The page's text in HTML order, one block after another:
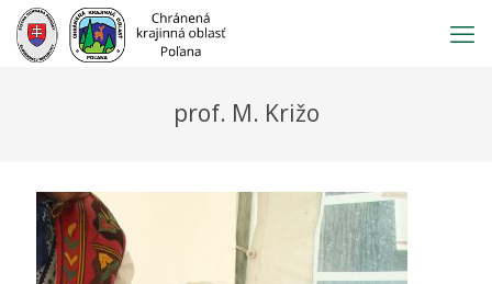
Prejsť
obsah
prof. M. Križo